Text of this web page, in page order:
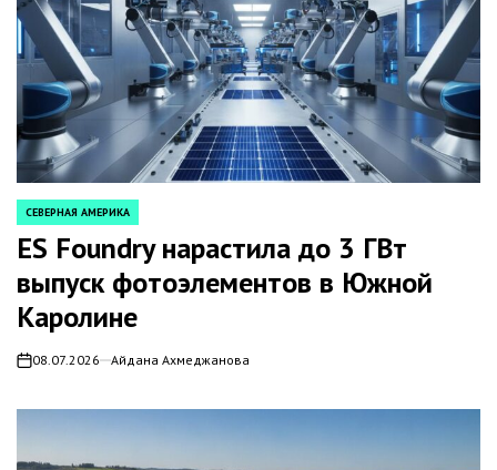
POSTED
IN
СЕВЕРНАЯ АМЕРИКА
ES Foundry нарастила до 3 ГВт
выпуск фотоэлементов в Южной
Каролине
on08.07.2026 Айдана Ахмеджанова